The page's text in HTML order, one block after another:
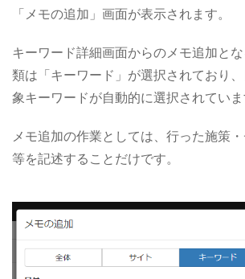
「メモの追加」画面が表示されます。
キーワード詳細画面からのメモ追加と
類は「キーワード」が選択されており
象キーワードが自動的に選択されていま
メモ追加の作業としては、行った施策
等を記述することだけです。